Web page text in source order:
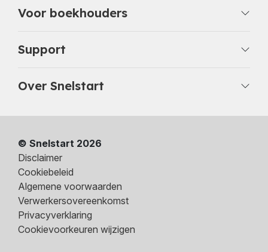
Voor boekhouders
Support
Over Snelstart
© Snelstart 2026
Disclaimer
Cookiebeleid
Algemene voorwaarden
Verwerkersovereenkomst
Privacyverklaring
Cookievoorkeuren wijzigen